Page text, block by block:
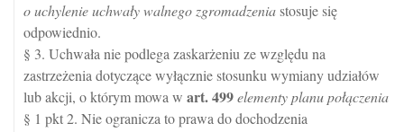
o uchylenie uchwały walnego zgromadzeniastosuje się
odpowiednio.
§ 3. Uchwała nie podlega zaskarżeniu ze względu na
zastrzeżenia dotyczące wyłącznie stosunku wymiany udziałów
lub akcji, o którym mowa w art.499elementy planu połączenia
§ 1 pkt 2. Nie ogranicza to prawa do dochodzenia